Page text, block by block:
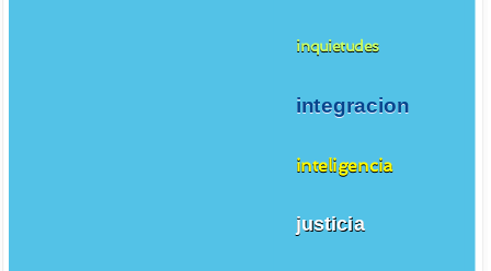
inquietudes
integracion
inteligencia
justicia